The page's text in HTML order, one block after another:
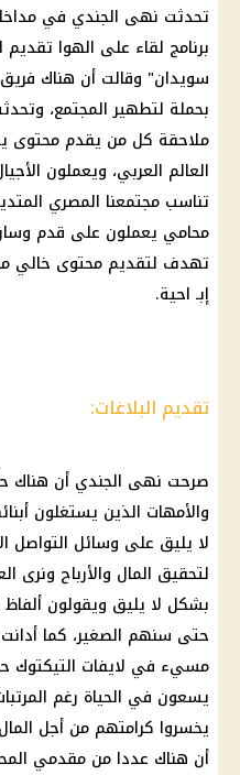
تحدثت نهى الجندي في
برنامج لقاء على الهوا تقديم
سويدان" وقالت أن هناك
بحملة لتطهير المجتمع،
ملاحقة كل من يقدم محتوى
العالم العربي، ويعملون
محامي يعملون على قدم
تهدف لتقديم محتوى خالي
إبـ احية.
تقديم البلاغات:
صرحت نهى الجندي أن هناك
والأمهات الذين يستغلون
لا يليق على وسائل التواصل
لتحقيق المال والأرباح ونرى
بشكل لا يليق ويقولون
حتى سنهم الصغير، كما
مسيء في لايفات التيكتوك
يسعون في الحياة رغم
يخسروا كرامتهم من أجل
أن هناك عددا من مقدمي